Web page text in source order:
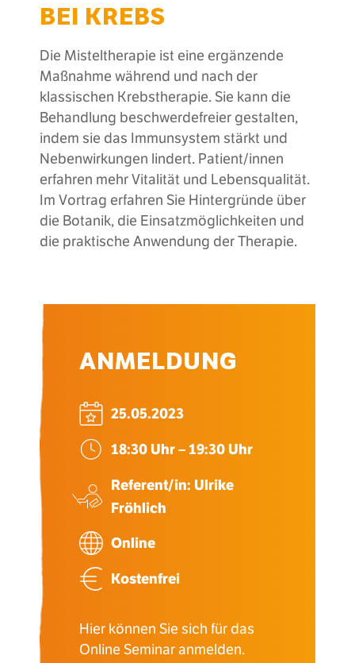
BEI KREBS
Die Misteltherapie ist eine ergänzende
Maßnahme während und nach der
klassischen Krebstherapie. Sie kann die
Behandlung beschwerdefreier gestalten,
indem sie das Immunsystem stärkt und
Nebenwirkungen lindert. Patient/innen
erfahren mehr Vitalität und Lebensqualität.
Im Vortrag erfahren Sie Hintergründe über
die Botanik, die Einsatzmöglichkeiten und
die praktische Anwendung der Therapie.
ANMELDUNG
25.05.2023
18:30 Uhr – 19:30 Uhr
Referent/in: Ulrike
Fröhlich
Online
Kostenfrei
Hier können Sie sich für das
Online Seminar anmelden.